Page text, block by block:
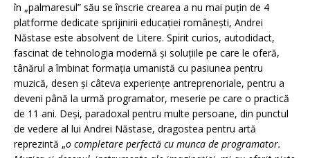
în „palmaresul” său se înscrie crearea a nu mai puțin de 4
platforme dedicate sprijinirii educației românești, Andrei
Năstase este absolvent de Litere. Spirit curios, autodidact,
fascinat de tehnologia modernă și soluțiile pe care le oferă,
tânărul a îmbinat formația umanistă cu pasiunea pentru
muzică, desen și câteva experiențe antreprenoriale, pentru a
deveni până la urmă programator, meserie pe care o practică
de 11 ani. Deși, paradoxal pentru multe persoane, din punctul
de vedere al lui Andrei Năstase, dragostea pentru artă
reprezintă „o completare perfectă cu munca de programator.